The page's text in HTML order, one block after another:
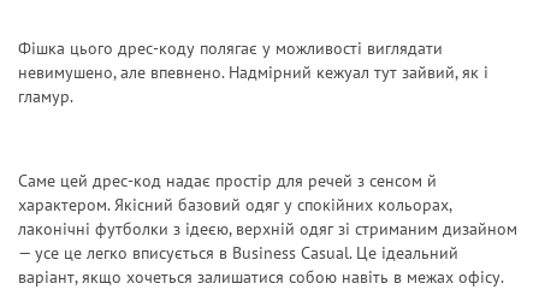
Фішка цього дрес-коду полягає у можливості виглядати
невимушено, але впевнено. Надмірний кежуал тут зайвий, як і
гламур.
Саме цей дрес-код надає простір для речей з сенсом й
характером. Якісний базовий одяг у спокійних кольорах,
лаконічні футболки з ідеєю, верхній одяг зі стриманим дизайном
— усе це легко вписується в Business Casual. Це ідеальний
варіант, якщо хочеться залишатися собою навіть в межах офісу.